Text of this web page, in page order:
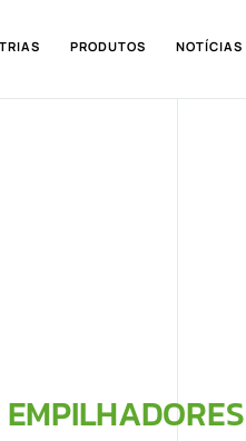
PRODUTOS NOTÍCIAS